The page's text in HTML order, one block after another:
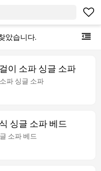
았습니다.
이 소파 싱글 소파
파 싱글 소파
싱글 소파 베드
소파 베드